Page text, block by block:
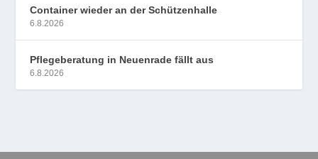
Container wieder an der Schützenhalle
6.8.2026
Pflegeberatung in Neuenrade fällt aus
6.8.2026